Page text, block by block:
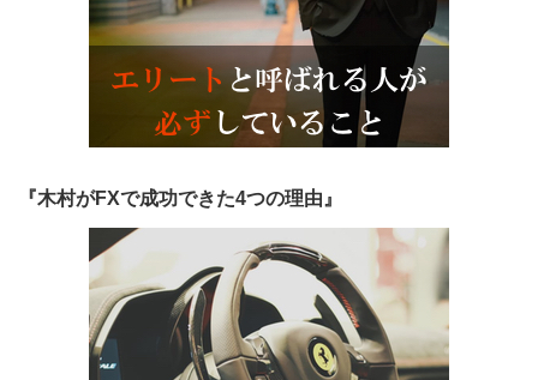
『木村がFXで成功できた4つの理由』